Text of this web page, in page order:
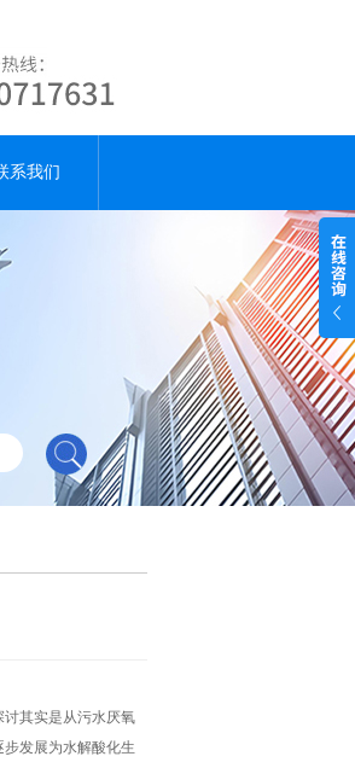
系我们
其实是从污水厌氧
发展为水解酸化生